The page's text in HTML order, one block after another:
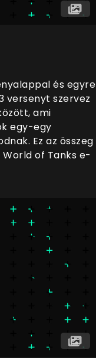
és egyre
versenyt szervez
ami
egy-egy
Ez az összeg
of Tanks e-